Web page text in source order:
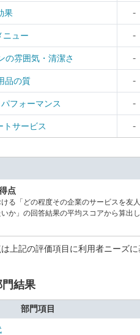
果 -
ニュー -
の雰囲気・清潔さ -
品の質 -
フォーマンス -
トサービス -
点
る「どの程度その企業のサービスを友
か」の回答結果の平均スコアから算出
上記の評価項目に利用者ニーズ
結果
部門項目